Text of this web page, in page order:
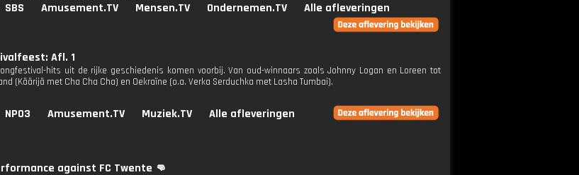
SBS Amusement.TV Mensen.TV Ondernemen.TV Alle afleveringen
Afl. 1
hits uit de rijke geschiedenis komen voorbij. Van oud-winnaars zoals Johnny Logan en Loreen tot
(Käärijä met Cha Cha Cha) en Oekraïne (o.a. Verka Serduchka met Lasha Tumbai).
NPO3 Amusement.TV Muziek.TV Alle afleveringen
against FC Twente 👊